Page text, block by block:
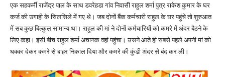
एक सहकर्मी राजेंद्र पाल के साथ डवरेहडा गांव निवासी राहुल शर्मा पुत्र राकेश कुमार के घर
कर्ज की उगाही के सिलसिले में गए थे। जब दोनों बैंक कर्मचारी राहुल के घर पहुंचे तो शुरुआत
में सब कुछ बिल्कुल सामान्य था। राहुल की मां ने दोनों कर्मचारियों को कमरे में अंदर बैठने के
लिए कहा। इसी बीच राहुल शर्मा अचानक वहां पहुंचा। उसने आते ही सबसे पहले अपनी मां को
धक्का देकर कमरे से बाहर निकाल दिया और कमरे की कुंडी अंदर से बंद कर ली।